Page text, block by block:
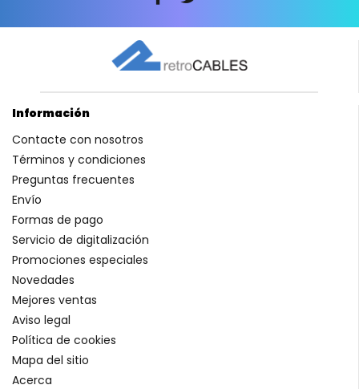
Información
Contacte con nosotros
Términos y condiciones
Preguntas frecuentes
Envío
Formas de pago
Servicio de digitalización
Promociones especiales
Novedades
Mejores ventas
Aviso legal
Política de cookies
Mapa del sitio
Acerca